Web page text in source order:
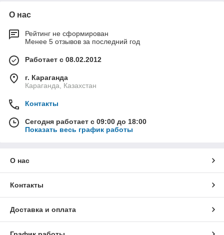
О нас
Рейтинг не сформирован
Менее 5 отзывов за последний год
Работает с 08.02.2012
г. Караганда
Караганда, Казахстан
Контакты
Сегодня работает с 09:00 до 18:00
Показать весь график работы
О нас
Контакты
Доставка и оплата